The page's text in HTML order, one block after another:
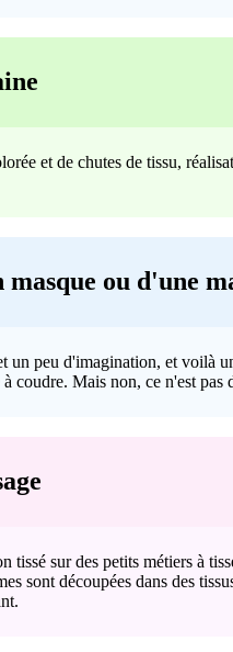
et de chutes de tissu,
ou d'une
un peu d'imagination, et voilà
à coudre. Mais non, ce n'est
tissé sur des petits métiers à
sont découpées dans des